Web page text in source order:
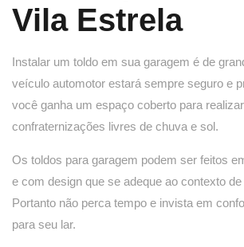
Vila Estrela
Instalar um toldo em sua garagem é de
veículo automotor estará sempre seguro e
você ganha um espaço coberto para
confraternizações livres de chuva e sol.
Os toldos para garagem podem ser feitos
e com design que se adeque ao contexto
Portanto não perca tempo e invista em
para seu lar.